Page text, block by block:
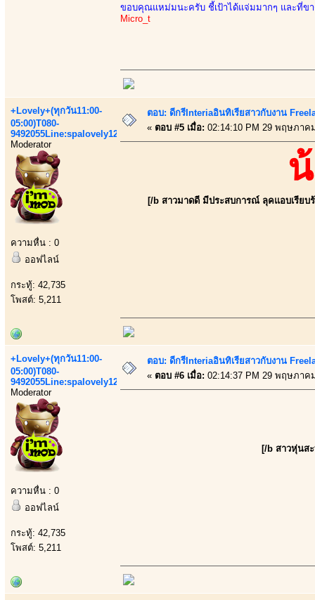
ขอบคุณแหม่มนะครับ ชี้เป้าได้แจ่มมากๆ และที่ข
Micro_t
+Lovely+(ทุกวัน11:00-
05:00)T080-
9492055Line:spalovely123
Moderator
ความหื่น : 0
ออฟไลน์
กระทู้: 42,735
โพสต์: 5,211
ตอบ: ดีกรีInteriaอินทิเรียสาวกับงาน
« ตอบ #5 เมื่อ: 02:14:10 PM 29 พฤษภาค
[/b สาวมาดดี มีประสบการณ์ ลุคแอบเรียบ
+Lovely+(ทุกวัน11:00-
05:00)T080-
9492055Line:spalovely123
Moderator
ความหื่น : 0
ออฟไลน์
กระทู้: 42,735
โพสต์: 5,211
ตอบ: ดีกรีInteriaอินทิเรียสาวกับงาน
« ตอบ #6 เมื่อ: 02:14:37 PM 29 พฤษภาค
[/b สาวหุ่นส